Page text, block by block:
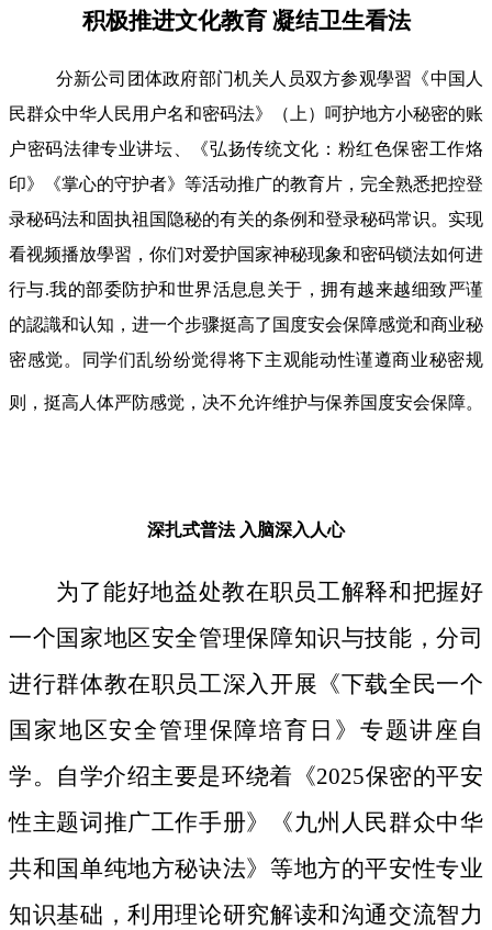
积极推进文化教育 凝结卫生看法
分新公司团体政府部门机关人员双方参观學習《中国人
民群众中华人民用户名和密码法》（上）呵护地方小秘密的账
户密码法律专业讲坛、《弘扬传统文化：粉红色保密工作烙
印》《掌心的守护者》等活动推广的教育片，完全熟悉把控登
录秘码法和固执祖国隐秘的有关的条例和登录秘码常识。实现
看视频播放學習，你们对爱护国家神秘现象和密码锁法如何进
行与.我的部委防护和世界活息息关于，拥有越来越细致严谨
的認識和认知，进一个步骤挺高了国度安会保障感觉和商业秘
密感觉。同学们乱纷纷觉得将下主观能动性谨遵商业秘密规
则，挺高人体严防感觉，决不允许维护与保养国度安会保障。
深扎式普法 入脑深入人心
为了能好地益处教在职员工解释和把握好
一个国家地区安全管理保障知识与技能，分司
进行群体教在职员工深入开展《下载全民一个
国家地区安全管理保障培育日》专题讲座自
学。自学介绍主要是环绕着《2025保密的平安
性主题词推广工作手册》《九州人民群众中华
共和国单纯地方秘诀法》等地方的平安性专业
知识基础，利用理论研究解读和沟通交流智力